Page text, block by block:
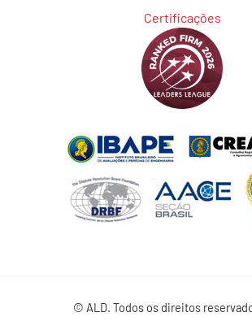
Certificações
© ALD. Todos os direitos